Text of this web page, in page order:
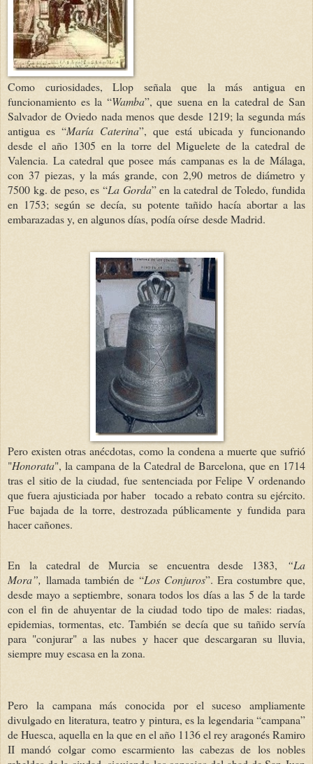
Como curiosidades, Llop señala que la más antigua en
funcionamiento es la “Wamba”, que suena en la catedral de San
Salvador de Oviedo nada menos que desde 1219; la segunda más
antigua es “María Caterina”, que está ubicada y funcionando
desde el año 1305 en la torre del Miguelete de la catedral de
Valencia. La catedral que posee más campanas es la de Málaga,
con 37 piezas, y la más grande, con 2,90 metros de diámetro y
7500 kg. de peso, es “La Gorda” en la catedral de Toledo, fundida
en 1753; según se decía, su potente tañido hacía abortar a las
embarazadas y, en algunos días, podía oírse desde Madrid.
Pero existen otras anécdotas, como la condena a muerte que sufrió
"Honorata", la campana de la Catedral de Barcelona, que en 1714
tras el sitio de la ciudad, fue sentenciada por Felipe V ordenando
que fuera ajusticiada por haber tocado a rebato contra su ejército.
Fue bajada de la torre, destrozada públicamente y fundida para
hacer cañones.
En la catedral de Murcia se encuentra desde 1383, “La
Mora”, llamada también de “Los Conjuros”. Era costumbre que,
desde mayo a septiembre, sonara todos los días a las 5 de la tarde
con el fin de ahuyentar de la ciudad todo tipo de males: riadas,
epidemias, tormentas, etc. También se decía que su tañido servía
para "conjurar" a las nubes y hacer que descargaran su lluvia,
siempre muy escasa en la zona.
Pero la campana más conocida por el suceso ampliamente
divulgado en literatura, teatro y pintura, es la legendaria “campana”
de Huesca, aquella en la que en el año 1136 el rey aragonés Ramiro
II mandó colgar como escarmiento las cabezas de los nobles